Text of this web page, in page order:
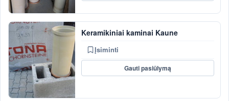
Keramikiniai kaminai Kaune
Įsiminti
Gauti pasiūlymą